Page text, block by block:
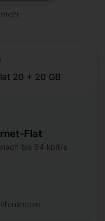
20 + 20 GB
Flat
bis 64 kbit/s